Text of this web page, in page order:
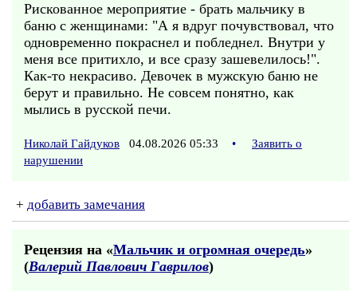
Рискованное мероприятие - брать мальчику в
баню с женщинами: "А я вдруг почувствовал, что
одновременно покраснел и побледнел. Внутри у
меня все притихло, и все сразу зашевелилось!".
Как-то некрасиво. Девочек в мужскую баню не
берут и правильно. Не совсем понятно, как
мылись в русской печи.
Николай Гайдуков 04.08.2026 05:33 •
Заявить о
нарушении
+ добавить замечания
Рецензия на «Мальчик и огромная очередь»
(Валерий Павлович Гаврилов)